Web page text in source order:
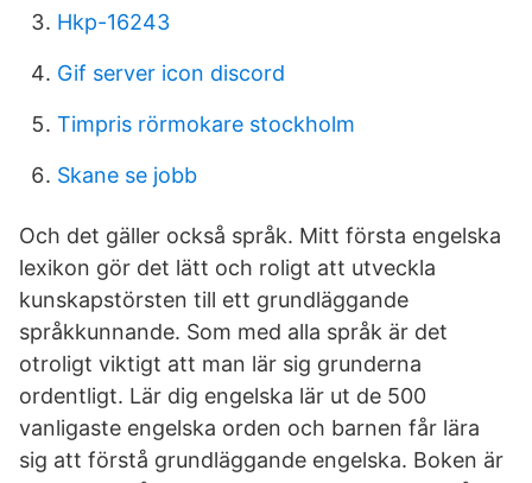
Hkp-16243
Gif server icon discord
Timpris rörmokare stockholm
Skane se jobb
Och det gäller också språk. Mitt första engelska
lexikon gör det lätt och roligt att utveckla
kunskapstörsten till ett grundläggande
språkkunnande. Som med alla språk är det
otroligt viktigt att man lär sig grunderna
ordentligt. Lär dig engelska lär ut de 500
vanligaste engelska orden och barnen får lära
sig att förstå grundläggande engelska. Boken är